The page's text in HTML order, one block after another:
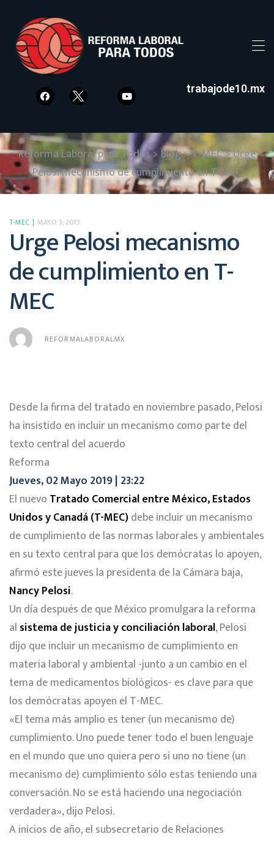
trabajode10.mx
Reforma Laboral para Todos>Blog>T-MEC>Urge
Pelosi mecanismo de cumplimiento en T-MEC
T-MEC MAYO 3, 2019
Urge Pelosi mecanismo
de cumplimiento en T-
MEC
REFORMALABORALMX
Desde la firma del tratado en noviembre pasado, Pelosi
ha insistido en incluir un mecanismo como parte del
texto central del acuerdo
Reforma
Jueves, 02 Mayo 2019 | 23:22
El nuevo Tratado Comercial entre México, Estados
Unidos y Canadá (T-MEC)debe incluir un mecanismo
de cumplimiento de las normas laborales y ambientales
en su texto central para que los demócratas lo apoyen,
afirmó este jueves la presidenta de la Cámara baja,
Nancy Pelosi.
Un día después de que México promulgara la reforma
al sistema de justicia y conciliación laboral, Pelosi
dijo que incluir un mecanismo de cumplimiento en
materia laboral y ambiental -junto a un cambio en el
tema de medicamentos biológicos- es clave para que
los demócratas apoyen el T-MEC.
«El tema más amplio es tener (un mecanismo de)
cumplimiento. Uno puede tener todo el buen lenguaje
en el mundo que uno quiera pero si uno no tiene (un
mecanismo de) cumplimiento sólo estas teniendo una
conversación. No se está haciendo una negociación
verdadera», dijo Pelosi.
A inicios de año, el subsecretario de Relaciones